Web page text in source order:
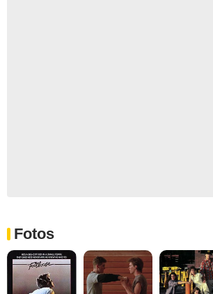
Fotos